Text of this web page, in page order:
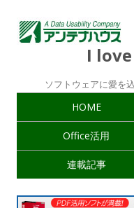
I
ソフトウェアに愛を
HOME
Office活用
連載記事